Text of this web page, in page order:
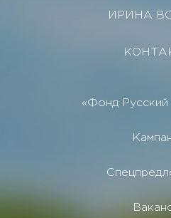
ИРИНА
«Фонд Русский